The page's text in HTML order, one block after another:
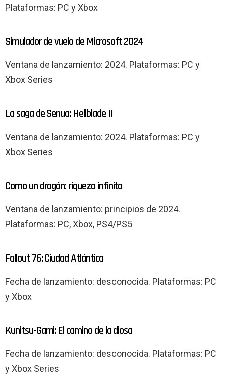
Plataformas: PC y Xbox
Simulador de vuelo de Microsoft 2024
Ventana de lanzamiento: 2024. Plataformas: PC y
Xbox Series
La saga de Senua: Hellblade II
Ventana de lanzamiento: 2024. Plataformas: PC y
Xbox Series
Como un dragón: riqueza infinita
Ventana de lanzamiento: principios de 2024.
Plataformas: PC, Xbox, PS4/PS5
Fallout 76: Ciudad Atlántica
Fecha de lanzamiento: desconocida. Plataformas: PC
y Xbox
Kunitsu-Gami: El camino de la diosa
Fecha de lanzamiento: desconocida. Plataformas: PC
y Xbox Series